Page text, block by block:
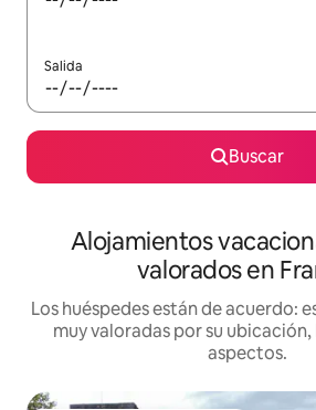
Salida
Buscar
Alojamientos
valorados en
Los huéspedes están de acuerdo:
muy valoradas por su
aspectos.